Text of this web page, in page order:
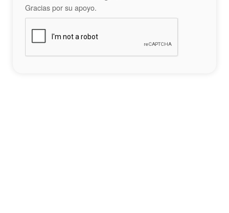
Gracias por su apoyo.